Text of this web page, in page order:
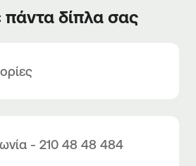
πάντα δίπλα σας
- 210 48 48 484